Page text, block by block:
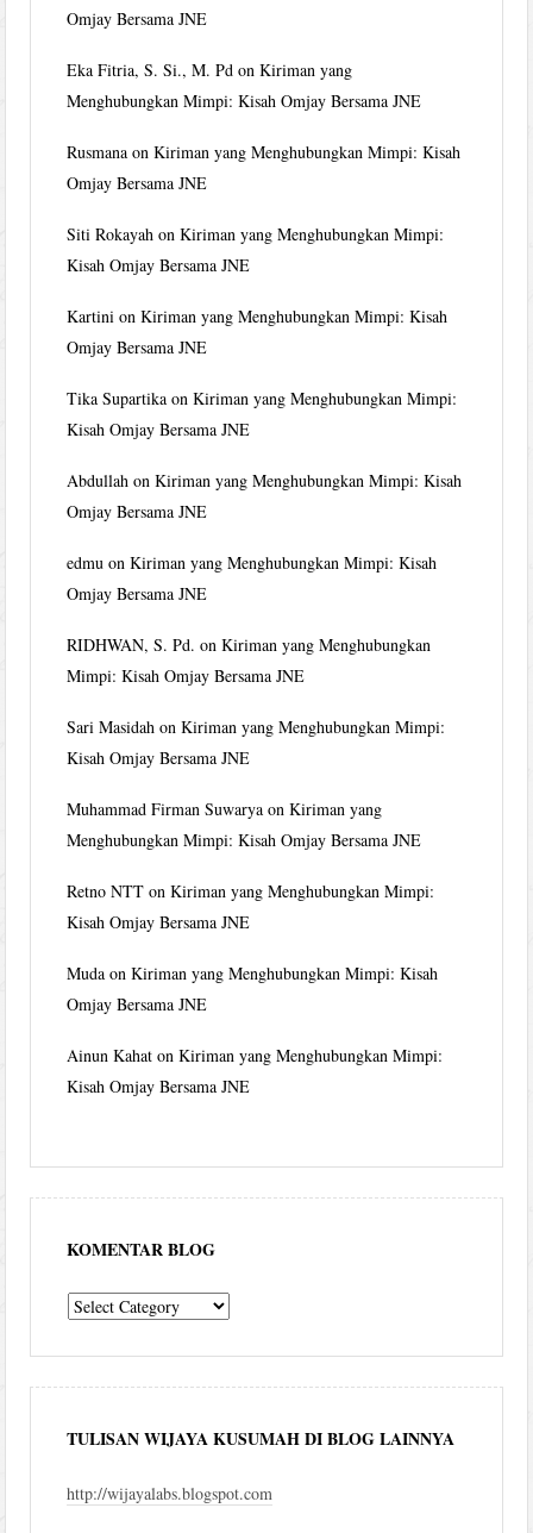
Omjay Bersama JNE
Eka Fitria, S. Si., M. Pd onKiriman yang
Menghubungkan Mimpi: Kisah Omjay Bersama JNE
Rusmana onKiriman yang Menghubungkan Mimpi: Kisah
Omjay Bersama JNE
Siti Rokayah onKiriman yang Menghubungkan Mimpi:
Kisah Omjay Bersama JNE
Kartini onKiriman yang Menghubungkan Mimpi: Kisah
Omjay Bersama JNE
Tika Supartika onKiriman yang Menghubungkan Mimpi:
Kisah Omjay Bersama JNE
Abdullah onKiriman yang Menghubungkan Mimpi: Kisah
Omjay Bersama JNE
edmu onKiriman yang Menghubungkan Mimpi: Kisah
Omjay Bersama JNE
RIDHWAN, S. Pd. onKiriman yang Menghubungkan
Mimpi: Kisah Omjay Bersama JNE
Sari Masidah onKiriman yang Menghubungkan Mimpi:
Kisah Omjay Bersama JNE
Muhammad Firman Suwarya onKiriman yang
Menghubungkan Mimpi: Kisah Omjay Bersama JNE
Retno NTT onKiriman yang Menghubungkan Mimpi:
Kisah Omjay Bersama JNE
Muda onKiriman yang Menghubungkan Mimpi: Kisah
Omjay Bersama JNE
Ainun Kahat onKiriman yang Menghubungkan Mimpi:
Kisah Omjay Bersama JNE
KOMENTAR BLOG
komentar
TULISAN WIJAYA KUSUMAH DI BLOG LAINNYA
http://wijayalabs.blogspot.com